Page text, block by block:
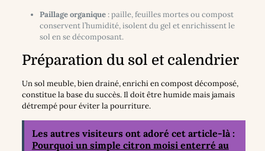
Paillage organique: paille, feuilles mortes ou compost
conservent l’humidité, isolent du gel et enrichissent le
sol en se décomposant.
Préparation du sol et calendrier
Un sol meuble, bien drainé, enrichi en compost décomposé,
constitue la base du succès. Il doit être humide mais jamais
détrempé pour éviter la pourriture.
Les autres visiteurs ont adoré cet article-là :
Pourquoi un simple citron moisi enterré au